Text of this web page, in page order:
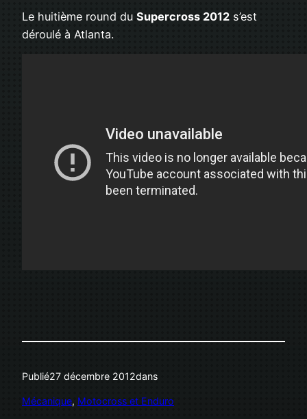
Le huitième round du Supercross 2012 s’est
déroulé à Atlanta.
Publié27 décembre 2012dans
Mécanique, Motocross et Enduro